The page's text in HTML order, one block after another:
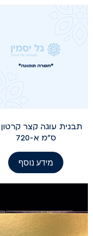
ס"מ א-720
מידע נוסף